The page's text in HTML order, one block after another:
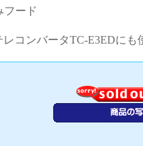
フード
コンバータTC-E3EDにも